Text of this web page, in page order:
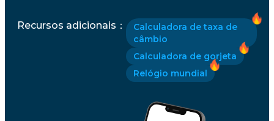
Recursos adicionais ：
Calculadora de taxa de
câmbio
Calculadora de gorjeta
Relógio mundial